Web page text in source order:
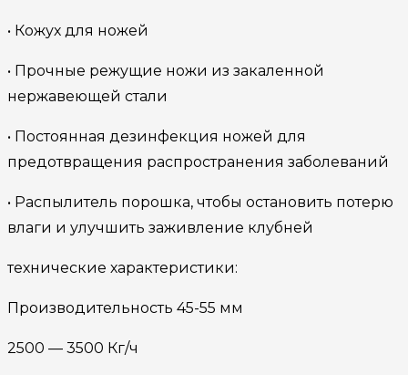
• Кожух для ножей
• Прочные режущие ножи из закаленной
нержавеющей стали
• Постоянная дезинфекция ножей для
предотвращения распространения заболеваний
• Распылитель порошка, чтобы остановить потерю
влаги и улучшить заживление клубней
технические характеристики:
Производительность 45-55 мм
2500 — 3500 Кг/ч